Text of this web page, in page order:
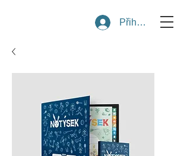
Přihlásit se